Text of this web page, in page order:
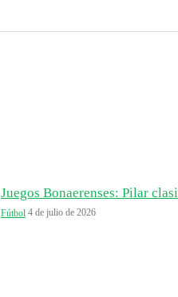
Juegos Bonaerenses: Pilar
Fútbol 4 de julio de 2026